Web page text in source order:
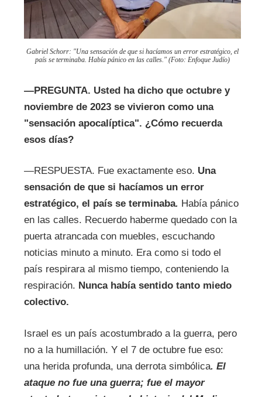
Gabriel Schorr: "Una sensación de que si hacíamos un error estratégico, el
país se terminaba Había pánico en las calles." (Foto: Enfoque Judío)
—PREGUNTA. Usted ha dicho que octubre y
noviembre de 2023 se vivieron como una
"sensación apocalíptica". ¿Cómo recuerda
esos días?
—RESPUESTA. Fue exactamente eso. Una
sensación de que si hacíamos un error
estratégico, el país se terminaba. Había pánico
en las calles. Recuerdo haberme quedado con la
puerta atrancada con muebles, escuchando
noticias minuto a minuto. Era como si todo el
país respirara al mismo tiempo, conteniendo la
respiración. Nunca había sentido tanto miedo
colectivo.
Israel es un país acostumbrado a la guerra, pero
no a la humillación. Y el 7 de octubre fue eso:
una herida profunda, una derrota simbólica. El
ataque no fue una guerra; fue el mayor